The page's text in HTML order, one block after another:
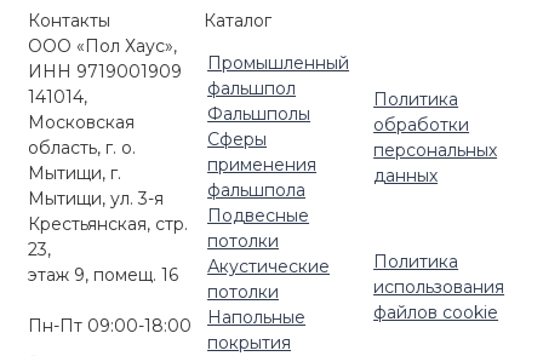
Комплектующие для регулируемых опор
Керамогранит для террас
Ступени ДПК
Маркизы и перголы
Регулируемые опоры Level
Регулируемые опоры HILST LIFT
Регулируемые опоры с автокоррекцией
уклона (self-leveling)
Кровельные опоры HILST PLATFORM
Комплектующие для улицы
Контакты
ООО «Пол Хаус»,
ИНН 9719001909
141014,
Московская
область, г. о.
Мытищи, г.
Мытищи, ул. 3-я
Крестьянская, стр.
23,
этаж 9, помещ. 16
Пн-Пт 09:00-18:00
Каталог
Промышленный
фальшпол
Фальшполы
Сферы
применения
фальшпола
Подвесные
потолки
Акустические
потолки
Напольные
покрытия
Политика
обработки
персональных
данных
Политика
использования
файлов cookie